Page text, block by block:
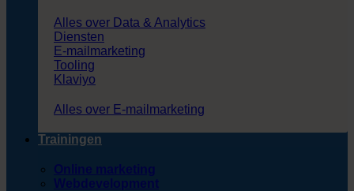
Alles over Data & Analytics
Diensten
E-mailmarketing
Tooling
Klaviyo
Alles over E-mailmarketing
Trainingen
Online marketing
Webdevelopment